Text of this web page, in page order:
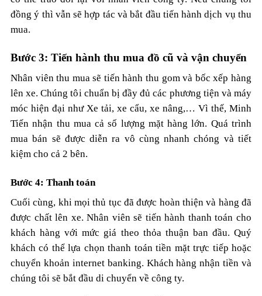
đồng ý thì vẫn sẽ hợp tác và bắt đầu tiến hành dịch vụ thu
mua.
Bước 3: Tiến hành thu mua đồ cũ và vận chuyển
Nhân viên thu mua sẽ tiến hành thu gom và bốc xếp hàng
lên xe. Chúng tôi chuẩn bị đầy đủ các phương tiện và máy
móc hiện đại như Xe tải, xe cẩu, xe nâng,… Vì thế, Minh
Tiến nhận thu mua cả số lượng mặt hàng lớn. Quá trình
mua bán sẽ được diễn ra vô cùng nhanh chóng và tiết
kiệm cho cả 2 bên.
Bước 4: Thanh toán
Cuối cùng, khi mọi thủ tục đã được hoàn thiện và hàng đã
được chất lên xe. Nhân viên sẽ tiến hành thanh toán cho
khách hàng với mức giá theo thỏa thuận ban đầu. Quý
khách có thể lựa chọn thanh toán tiền mặt trực tiếp hoặc
chuyển khoản internet banking. Khách hàng nhận tiền và
chúng tôi sẽ bắt đầu di chuyển về công ty.